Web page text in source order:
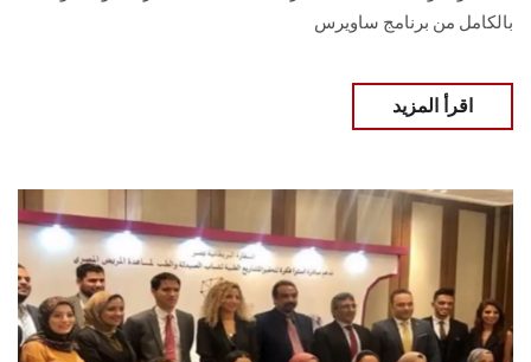
بالكامل من برنامج ساويرس
اقرأ المزيد